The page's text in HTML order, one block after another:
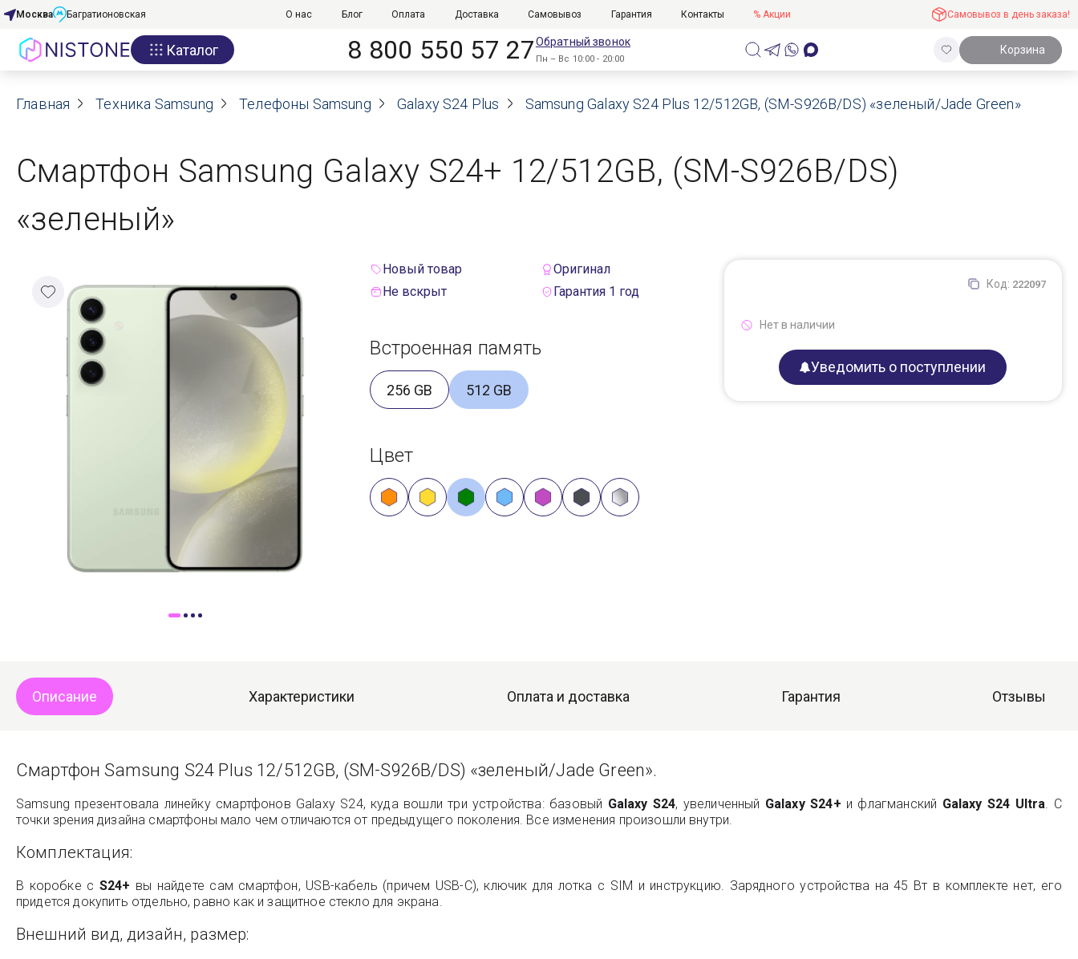
Акции
О нас
Договор оферты
Реквизиты
Гарантия
Оплата
Москва Багратионовская О нас Блог Оплата Доставка Самовывоз Гарантия Контакты % Акции Самовывоз в день заказа!
Каталог 8 800 550 57 27Обратный звонок
Пн – Вс 10:00 - 20:00
Корзина
Главная Техника Samsung Телефоны Samsung Galaxy S24 Plus Samsung Galaxy S24 Plus 12/512GB, (SM-S926B/DS) «зеленый/Jade Green»
Смартфон Samsung Galaxy S24+ 12/512GB, (SM-S926B/DS)
«зеленый»
Новый товар
Оригинал
Не вскрыт
Гарантия 1 год
Встроенная память
256 GB 512 GB
Цвет
Код: 222097
Нет в наличии
Уведомить о поступлении
Описание Характеристики Оплата и доставка Гарантия Отзывы
Смартфон Samsung S24 Plus 12/512GB, (SM-S926B/DS) «зеленый/Jade Green».
Samsung презентовала линейку смартфонов Galaxy S24, куда вошли три устройства: базовый Galaxy S24, увеличенный Galaxy S24+ и флагманский Galaxy S24 Ultra. С
точки зрения дизайна смартфоны мало чем отличаются от предыдущего поколения. Все изменения произошли внутри.
Комплектация:
В коробке с S24+ вы найдете сам смартфон, USB-кабель (причем USB-C), ключик для лотка с SIM и инструкцию. Зарядного устройства на 45 Вт в комплекте нет, его
придется докупить отдельно, равно как и защитное стекло для экрана.
Внешний вид, дизайн, размер: